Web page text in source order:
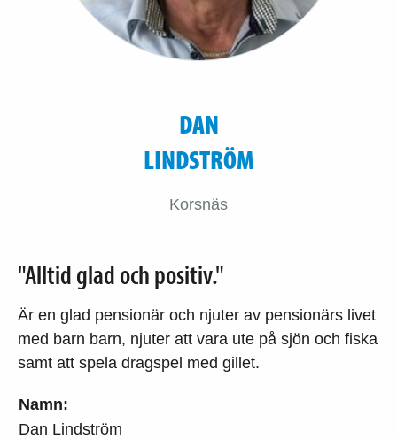
Namn:
Dan Lindström
DAN
LINDSTRÖM
Korsnäs
"Alltid glad och positiv."
Är en glad pensionär och njuter av pensionärs livet
med barn barn, njuter att vara ute på sjön och fiska
samt att spela dragspel med gillet.